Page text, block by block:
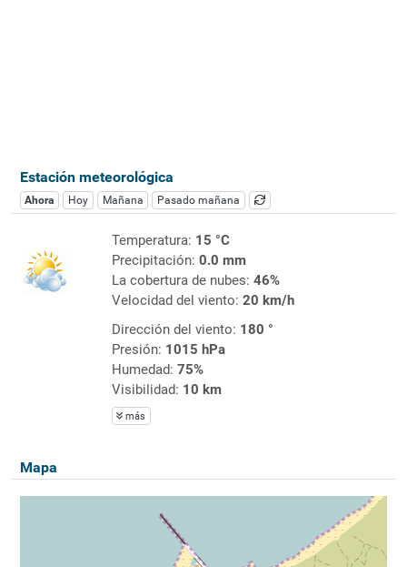
Estación meteorológica
Ahora Hoy Mañana Pasado mañana
Temperatura: 15 °C
Precipitación: 0.0 mm
La cobertura de nubes: 46%
Velocidad del viento: 20 km/h
Dirección del viento: 180 °
Presión: 1015 hPa
Humedad: 75%
Visibilidad: 10 km
más
Mapa